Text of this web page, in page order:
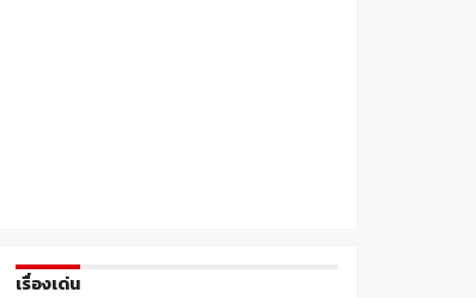
เรื่องเด่น